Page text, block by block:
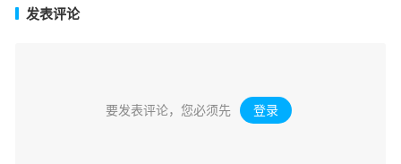
发表评论
要发表评论，您必须先 登录 。